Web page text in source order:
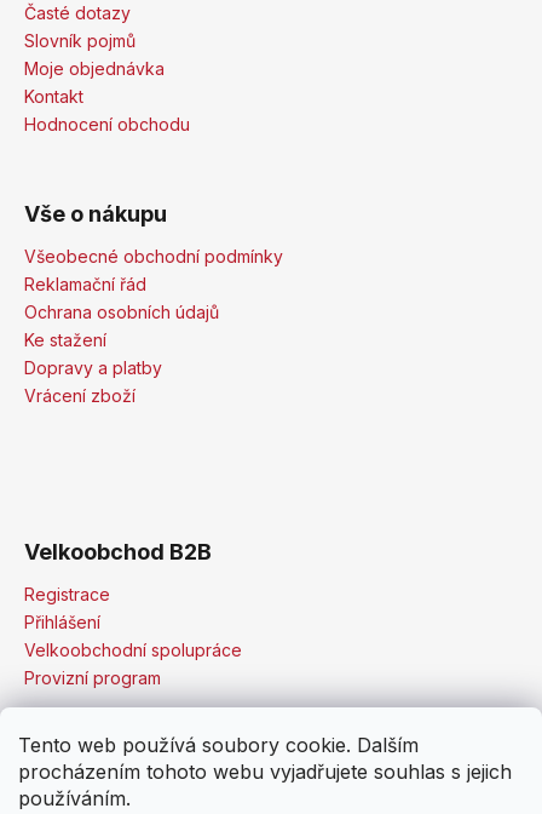
Tento web používá soubory cookie. Dalším
procházením tohoto webu vyjadřujete souhlas s jejich
používáním.
Časté dotazy
Slovník pojmů
Moje objednávka
Kontakt
Hodnocení obchodu
Vše o nákupu
Všeobecné obchodní podmínky
Reklamační řád
Ochrana osobních údajů
Ke stažení
Dopravy a platby
Vrácení zboží
Velkoobchod B2B
Registrace
Přihlášení
Velkoobchodní spolupráce
Provizní program